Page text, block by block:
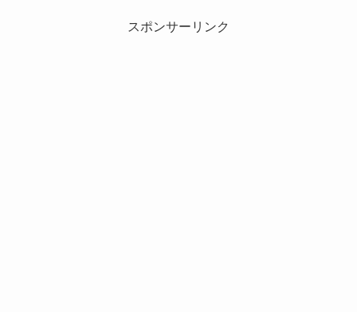
スポンサーリンク